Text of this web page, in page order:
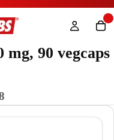
mg, 90 vegcaps